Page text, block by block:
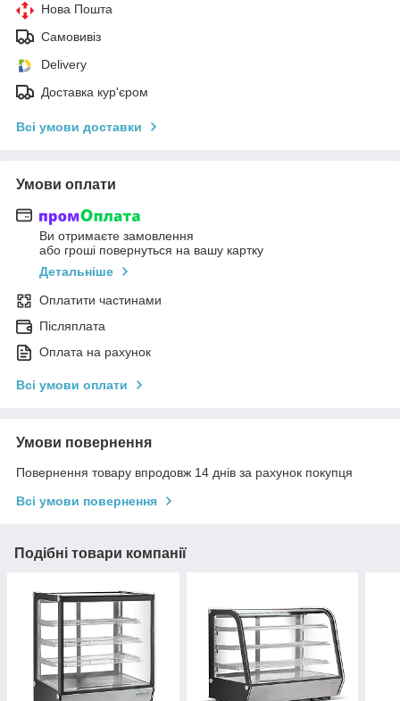
Нова Пошта
Самовивіз
Delivery
Доставка кур'єром
Всі умови доставки
Умови оплати
Ви отримаєте замовлення
або гроші повернуться на вашу картку
Детальніше
Оплатити частинами
Післяплата
Оплата на рахунок
Всі умови оплати
Умови повернення
Повернення товару впродовж 14 днів за рахунок покупця
Всі умови повернення
Подібні товари компанії